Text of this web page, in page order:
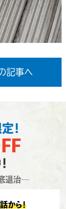
記事へ
！
退治―
から！